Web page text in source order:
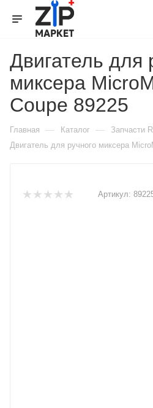
Двигатель для
миксера
Coupe 89225
Главная — Каталог — Запчасти
Двигатель для ручного миксера
Артикул: